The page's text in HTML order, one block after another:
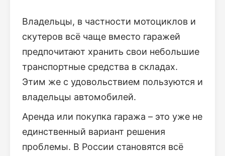
Владельцы, в частности мотоциклов и
скутеров всё чаще вместо гаражей
предпочитают хранить свои небольшие
транспортные средства в складах.
Этим же с удовольствием пользуются и
владельцы автомобилей.
Аренда или покупка гаража – это уже не
единственный вариант решения
проблемы. В России становятся всё